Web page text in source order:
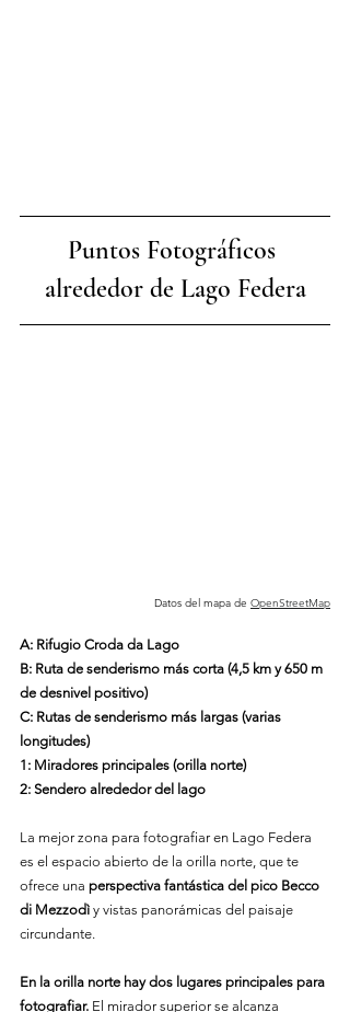
Puntos Fotográficos
alrededor de Lago Federa
Datos del mapa de OpenStreetMap
A: Rifugio Croda da Lago
B: Ruta de senderismo más corta (4,5 km y 650 m
de desnivel positivo)
C: Rutas de senderismo más largas (varias
longitudes)
1: Miradores principales (orilla norte)
2: Sendero alrededor del lago
La mejor zona para fotografiar en Lago Federa
es el espacio abierto de la orilla norte, que te
ofrece una perspectiva fantástica del pico Becco
di Mezzodì y vistas panorámicas del paisaje
circundante.
En la orilla norte hay dos lugares principales para
fotografiar. El mirador superior se alcanza